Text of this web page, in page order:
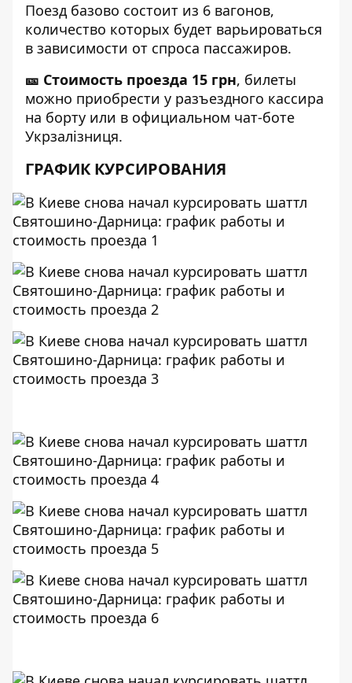
Поезд базово состоит из 6 вагонов,
количество которых будет варьироваться
в зависимости от спроса пассажиров.
🎫 Стоимость проезда 15 грн, билеты
можно приобрести у разъездного кассира
на борту или в официальном чат-боте
Укрзалізниця.
ГРАФИК КУРСИРОВАНИЯ